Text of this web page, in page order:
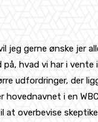
jeg gerne ønske jer
hvad vi har i
udfordringer, der
hovednavnet i en
at overbevise